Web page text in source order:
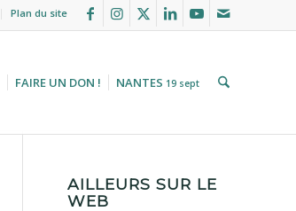
Plan du site
FAIRE UN DON ! NANTES 19 sept
AILLEURS SUR LE
WEB